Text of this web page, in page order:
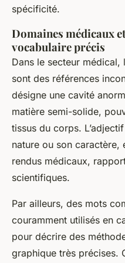
spécificité.
Domaines médicaux
vocabulaire précis
Dans le secteur médical,
sont des références
désigne une cavité
matière semi-solide,
tissus du corps. L’adjectif
nature ou son caractère,
rendus médicaux,
scientifiques.
Par ailleurs, des mots
couramment utilisés en
pour décrire des
graphique très précises.